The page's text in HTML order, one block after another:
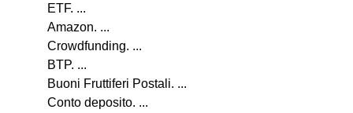
ETF. ...
Amazon. ...
Crowdfunding. ...
BTP. ...
Buoni Fruttiferi Postali. ...
Conto deposito. ...